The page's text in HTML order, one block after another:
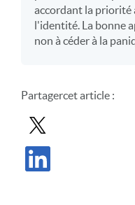
accordant la priorité
l'identité. La bonne
non à céder à la
Partagercet article :
Partager le message